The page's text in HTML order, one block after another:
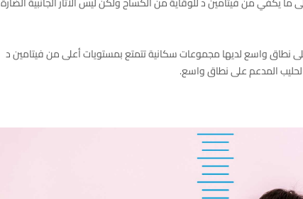
نطاق واسع لديها مجموعات سكانية تتمتع بمستويات أعلى من فيتامين د
المدعم على نطاق واسع.